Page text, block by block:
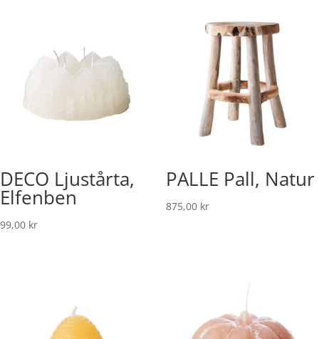
DECO Ljustårta,
Elfenben
99,00 kr
PALLE Pall, Natur
875,00 kr